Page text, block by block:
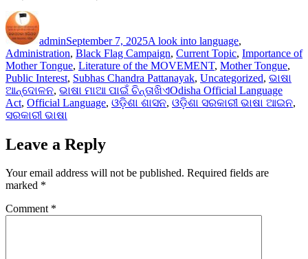
adminSeptember 7, 2025A look into language,
Administration, Black Flag Campaign, Current Topic, Importance of
Mother Tongue, Literature of the MOVEMENT, Mother Tongue,
Public Interest, Subhas Chandra Pattanayak, Uncategorized, ଭାଷା
ଆନ୍ଦୋଳନ, ଭାଷା ମାଆ ପାଇଁ ଚିନ୍ତାଖିଏTags
Odisha Official Language
Act, Official Language, ଓଡ଼ିଶା ଶାସନ, ଓଡ଼ିଶା ସରକାରୀ ଭାଷା ଆଇନ,
ସରକାରୀ ଭାଷା
Leave a Reply
Your email address will not be published. Required fields are
marked *
Comment *